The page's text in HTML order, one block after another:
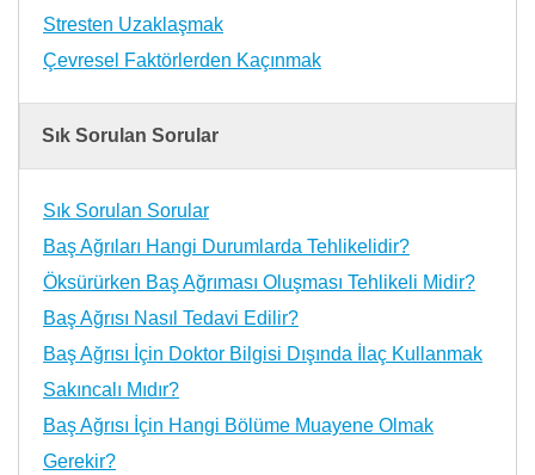
Stresten Uzaklaşmak
Çevresel Faktörlerden Kaçınmak
Sık Sorulan Sorular
Sık Sorulan Sorular
Baş Ağrıları Hangi Durumlarda Tehlikelidir?
Öksürürken Baş Ağrıması Oluşması Tehlikeli Midir?
Baş Ağrısı Nasıl Tedavi Edilir?
Baş Ağrısı İçin Doktor Bilgisi Dışında İlaç Kullanmak
Sakıncalı Mıdır?
Baş Ağrısı İçin Hangi Bölüme Muayene Olmak
Gerekir?